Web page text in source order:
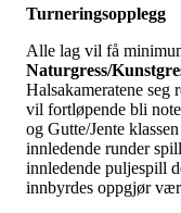
Turneringsopplegg
Alle lag vil få
Naturgress/
Halsakameratene
vil fortløpende bli
og Gutte/Jente
innledende runder
innledende puljespill
innbyrdes oppgjør